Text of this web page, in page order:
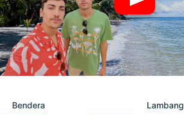
Bendera Lambang